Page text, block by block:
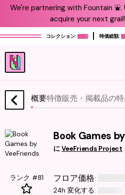
We're partnering with Fountain
acquire your next grail!
コレクション: 時価総額:
概要特徴販売・掲載品の
Book Games
にVeeFriends Project
ランク #81 フロア価格:
24h 変化する: